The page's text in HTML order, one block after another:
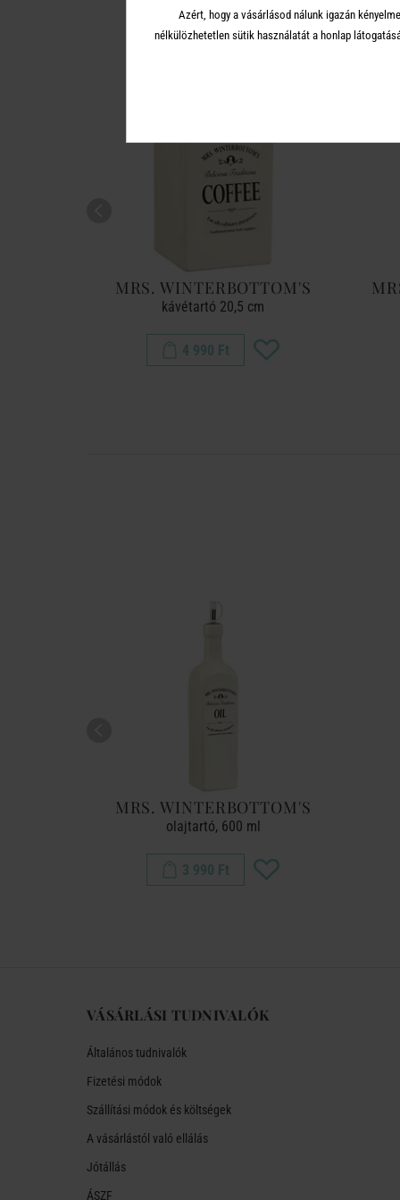
MRS. WINTERBOTTOM'S
kávétartó 20,5 cm
4 990 Ft
MRS. WINTERBOTTOM'S
olajtartó, 600 ml
3 990 Ft
VÁSÁRLÁSI TUDNIVALÓK
Általános tudnivalók
Fizetési módok
Szállítási módok és költségek
A vásárlástól való ellálás
Jótállás
ÁSZF
Azért, hogy a vásárlásod nálunk igazán
nélkülözhetetlen sütik használatát a honlap